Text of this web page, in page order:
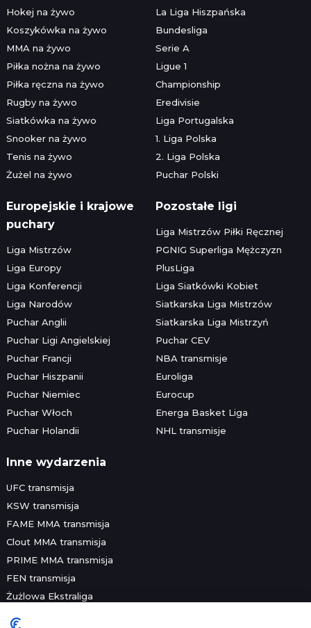
Hokej na żywo
Koszykówka na żywo
MMA na żywo
Piłka nożna na żywo
Piłka ręczna na żywo
Rugby na żywo
Siatkówka na żywo
Snooker na żywo
Tenis na żywo
Żużel na żywo
La Liga Hiszpańska
Bundesliga
Serie A
Ligue 1
Championship
Eredivisie
Liga Portugalska
1. Liga Polska
2. Liga Polska
Puchar Polski
Europejskie i krajowe
puchary
Liga Mistrzów
Liga Europy
Liga Konferencji
Liga Narodów
Puchar Anglii
Puchar Ligi Angielskiej
Puchar Francji
Puchar Hiszpanii
Puchar Niemiec
Puchar Włoch
Puchar Holandii
Pozostałe ligi
Liga Mistrzów Piłki Ręcznej
PGNIG Superliga Mężczyzn
PlusLiga
Liga Siatkówki Kobiet
Siatkarska Liga Mistrzów
Siatkarska Liga Mistrzyń
Puchar CEV
NBA transmisje
Euroliga
Eurocup
Energa Basket Liga
NHL transmisje
Inne wydarzenia
UFC transmisja
KSW transmisja
FAME MMA transmisja
Clout MMA transmisja
PRIME MMA transmisja
FEN transmisja
Żużlowa Ekstraliga